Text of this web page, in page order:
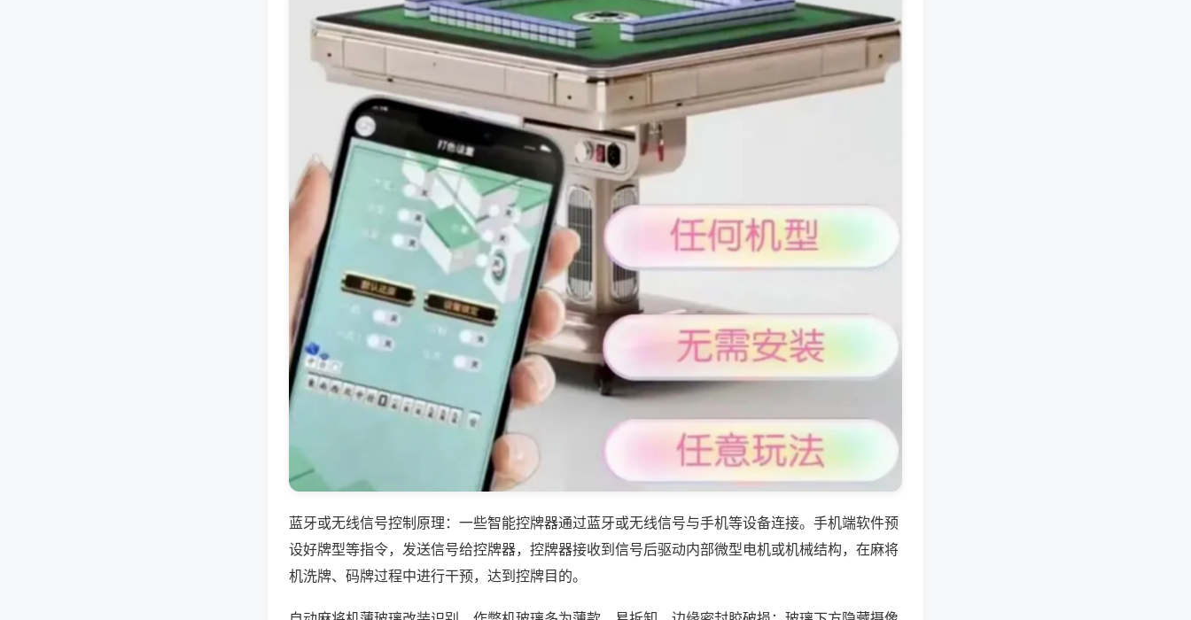
蓝牙或无线信号控制原理：一些智能控牌器通过蓝牙或无线信号与手机等设备连接。手机端软件预
设好牌型等指令，发送信号给控牌器，控牌器接收到信号后驱动内部微型电机或机械结构，在麻将
机洗牌、码牌过程中进行干预，达到控牌目的。